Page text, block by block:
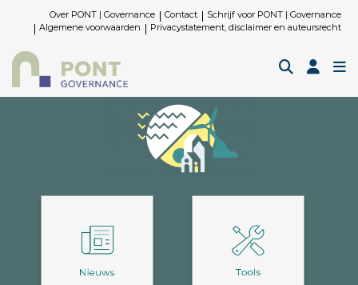
Over PONT | Governance Contact
Schrijf voor PONT | Governance
Algemene voorwaarden
Privacystatement, disclaimer en auteursrecht